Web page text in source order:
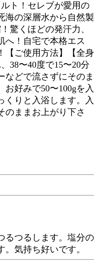
ト！セレブが愛用の
海の深層水から自然製
驚くほどの発汗力、
へ！自宅で本格エス
【ご使用方法】【全身
38〜40度で15〜20分
などで流さずにそのま
好みで50〜100gを入
くりと入浴します。入
のままお上がり下さ
るつるします。塩分の
気持ち好いです。